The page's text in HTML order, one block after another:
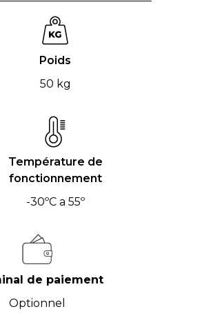
Poids
50 kg
Température de
fonctionnement
-30ºC a 55º
de paiement
Optionnel